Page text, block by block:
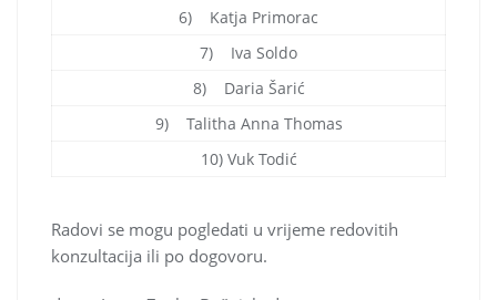
6) Katja Primorac
7) Iva Soldo
8) Daria Šarić
9) Talitha Anna Thomas
10) Vuk Todić
Radovi se mogu pogledati u vrijeme redovitih
konzultacija ili po dogovoru.